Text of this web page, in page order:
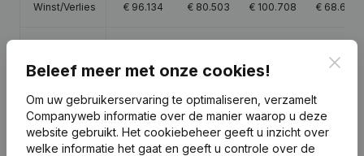
Winst/Verlies € 96.134 € 80.503 € 100.708 € 68.696
Brutomarge €143.886 €117.645 € 132.458
Beleef meer met onze cookies!
Om uw gebruikerservaring te optimaliseren, verzamelt
Companyweb informatie over de manier waarop u deze
website gebruikt. Het cookiebeheer geeft u inzicht over
welke informatie het gaat en geeft u controle over de